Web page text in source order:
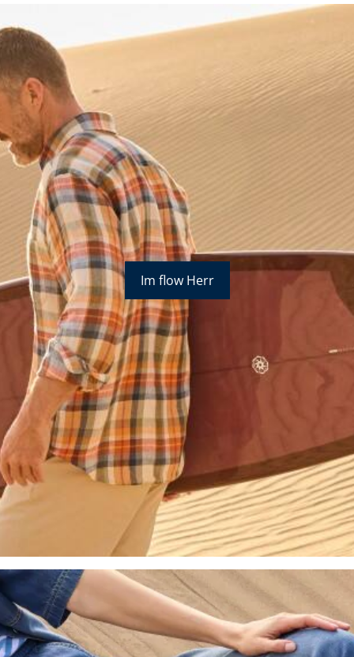
Bildverlinkung
Im flow Herr